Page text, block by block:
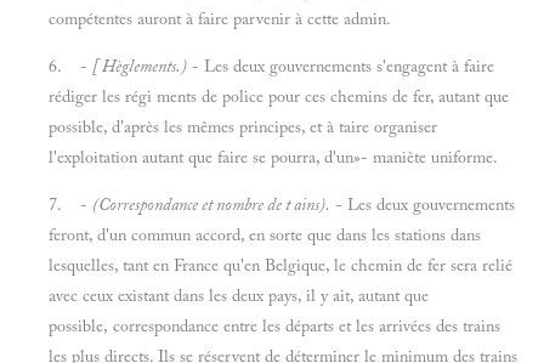
compétentes auront à faire parvenir à cette admin.
6. - [ Hèglements.) - Les deux gouvernements s'engagent à faire
rédiger les régi ments de police pour ces chemins de fer, autant que
possible, d'après les mêmes principes, et à taire organiser
l'exploitation autant que faire se pourra, d'un»- maniète uniforme.
7. - (Correspondance et nombre de t ains). - Les deux gouvernements
feront, d'un commun accord, en sorte que dans les stations dans
lesquelles, tant en France qu'en Belgique, le chemin de fer sera relié
avec ceux existant dans les deux pays, il y ait, autant que
possible, correspondance entre les départs et les arrivées des trains
les plus directs. Ils se réservent de déterminer le minimum des trains